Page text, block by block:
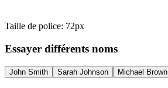
Taille de police: 72px
Essayer différents noms
John Smith Sarah Johnson Michael Brown